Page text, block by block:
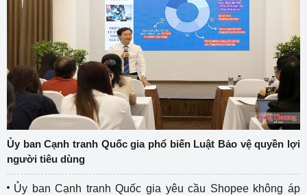
Ủy ban Cạnh tranh Quốc gia phổ biến Luật Bảo vệ quyền lợi
người tiêu dùng
Ủy ban Cạnh tranh Quốc gia yêu cầu Shopee không áp